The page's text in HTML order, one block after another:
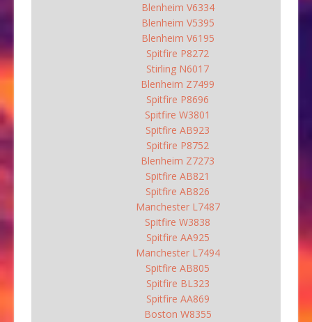
Blenheim V6334
Blenheim V5395
Blenheim V6195
Spitfire P8272
Stirling N6017
Blenheim Z7499
Spitfire P8696
Spitfire W3801
Spitfire AB923
Spitfire P8752
Blenheim Z7273
Spitfire AB821
Spitfire AB826
Manchester L7487
Spitfire W3838
Spitfire AA925
Manchester L7494
Spitfire AB805
Spitfire BL323
Spitfire AA869
Boston W8355